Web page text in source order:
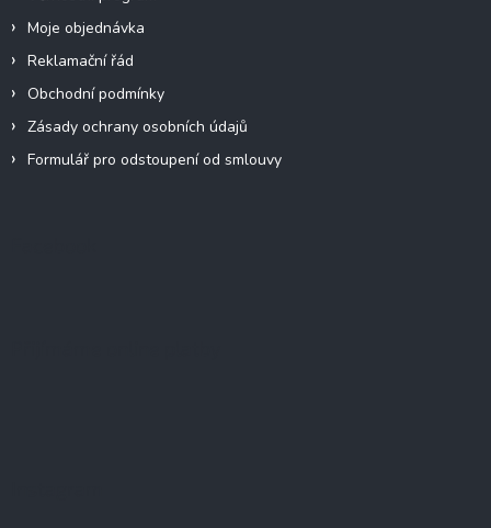
Moje objednávka
Reklamační řád
Obchodní podmínky
Zásady ochrany osobních údajů
Formulář pro odstoupení od smlouvy